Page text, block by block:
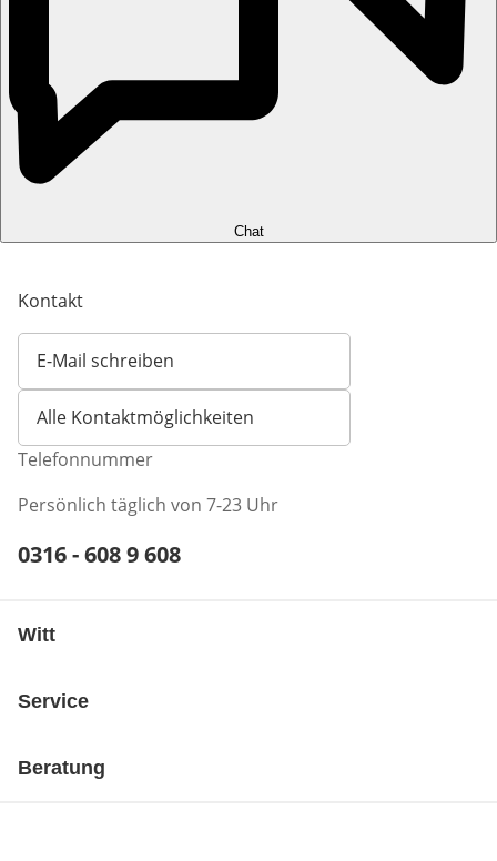
Chat
Kontakt
E-Mail schreiben
Öffnet E-Mail-Client
Alle Kontaktmöglichkeiten
Telefonnummer
Persönlich täglich von 7-23 Uhr
Telefonnummer:
0316 - 608 9 608
Witt
Service
Beratung